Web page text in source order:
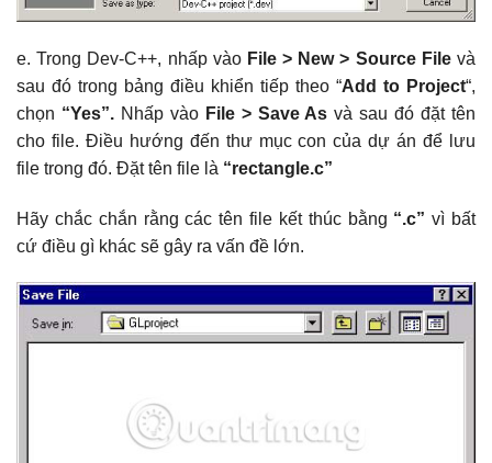
e. Trong Dev-C++, nhấp vào File > New > Source Filevà
sau đó trong bảng điều khiển tiếp theo “Add to Project“,
chọn “Yes”.Nhấp vào File > Save As và sau đó đặt tên
cho file. Điều hướng đến thư mục con của dự án để lưu
file trong đó. Đặt tên file là “rectangle.c”
Hãy chắc chắn rằng các tên file kết thúc bằng “.c” vì bất
cứ điều gì khác sẽ gây ra vấn đề lớn.